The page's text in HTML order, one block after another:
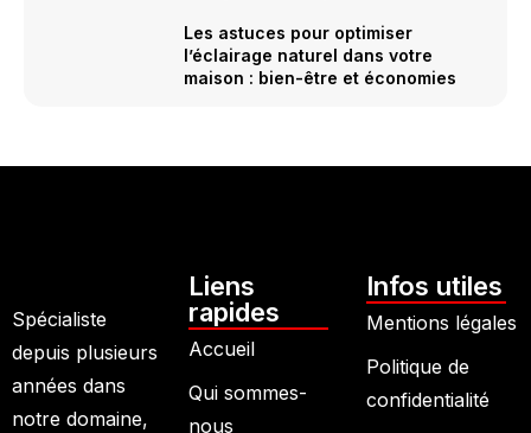
Les astuces pour optimiser
l’éclairage naturel dans votre
maison : bien-être et économies
Spécialiste
depuis plusieurs
années dans
notre domaine,
Liens
rapides
Accueil
Qui sommes-
nous
Infos utiles
Mentions légales
Politique de
confidentialité